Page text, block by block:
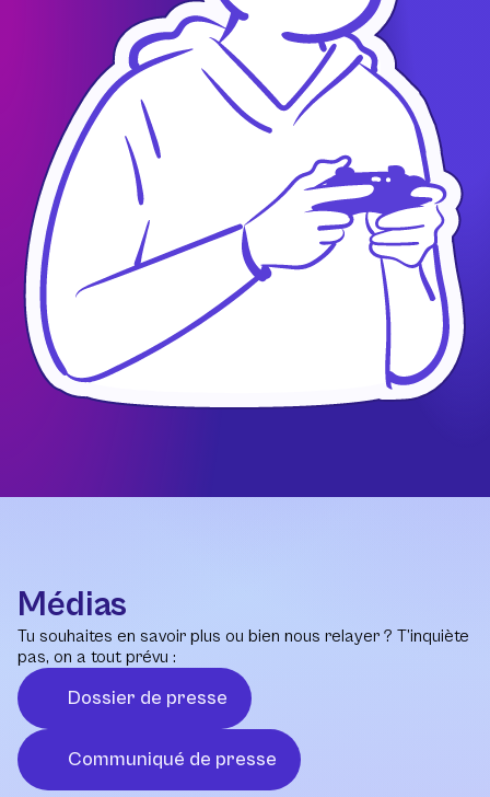
Médias
Tu souhaites en savoir plus ou bien nous relayer ? T’inquiète
pas, on a tout prévu :
Dossier de presse
Communiqué de presse